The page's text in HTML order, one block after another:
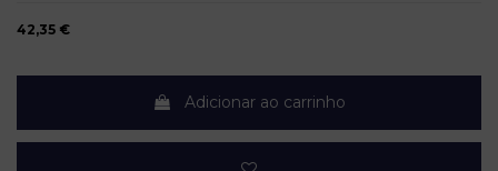
42,35 €
Adicionar ao carrinho